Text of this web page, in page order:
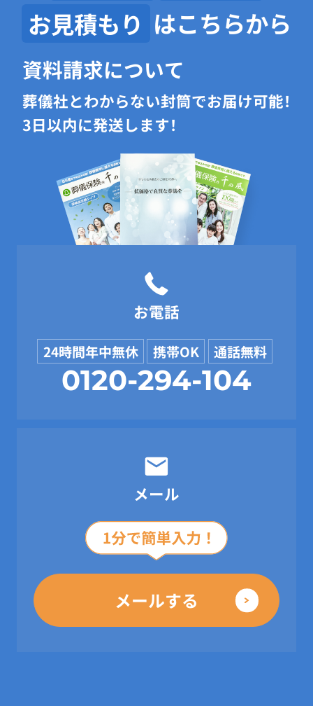
お見積もり はこちらから
資料請求について
葬儀社とわからない封筒でお届け可能！
3日以内に発送します！
お電話
24時間年中無休 携帯OK 通話無料
0120-294-104
メール
メールする